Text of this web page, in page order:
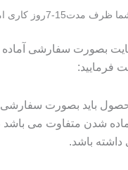
اماده خواهد شد.
بصورت سفارشی آماده
فرمایید:
باید بصورت سفارشی
شدن متفاوت می
داشته باشد.